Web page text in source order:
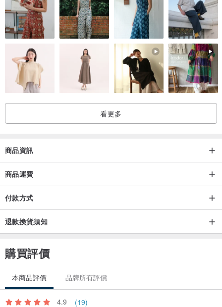
【產品資訊】
長袖大學T恤採用 50% 美國純棉 + 50% 聚酯纖維布料，內裡為綿密
舒適的刷毛材質，經預縮處理可降低洗滌後的縮水機率，正常洗滌與
穿著下，領口、袖口與衣身不變形、不易起毛球。
圖像採數位噴墨印製，並全面採用環保墨水，因增加色牢度，處理劑
為弱酸性，如有些微味道為正常現象，只要下水洗滌或置於通風處一
作天（不含六日）出貨，部分商品如有現貨，將標註於商品規格，現
貨商品 2 個工作天（不含六日）出貨；單一訂單中如同時含訂製及現
貨商品，將於訂製商品到貨時統一出貨。
【尺寸、規格、大小】
看更多
商品資訊
商品運費
付款方式
退款換貨須知
購買評價
本商品評價 品牌所有評價
4.9 (19)